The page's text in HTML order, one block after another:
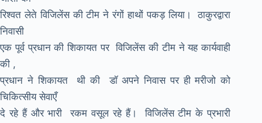
रिश्वत लेते विजिलेंस की टीम ने रंगों हाथों पकड़ लिया। ठाकुरद्वारा
निवासी
एक पूर्व प्रधान की शिकायत पर विजिलेंस की टीम ने यह कार्यवाही
की ,
प्रधान ने शिकायत थी की डॉ अपने निवास पर ही मरीजो को
चिकित्सीय सेवाएँ
दे रहे हैं और भारी रकम वसूल रहे हैं। विजिलेंस टीम के प्रभारी